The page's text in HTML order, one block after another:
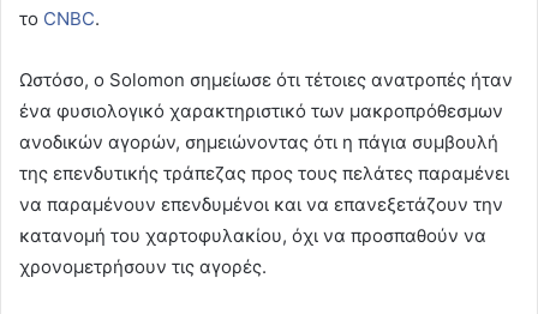
το CNBC.
Ωστόσο, ο Solomon σημείωσε ότι τέτοιες ανατροπές ήταν
ένα φυσιολογικό χαρακτηριστικό των μακροπρόθεσμων
ανοδικών αγορών, σημειώνοντας ότι η πάγια συμβουλή
της επενδυτικής τράπεζας προς τους πελάτες παραμένει
να παραμένουν επενδυμένοι και να επανεξετάζουν την
κατανομή του χαρτοφυλακίου, όχι να προσπαθούν να
χρονομετρήσουν τις αγορές.